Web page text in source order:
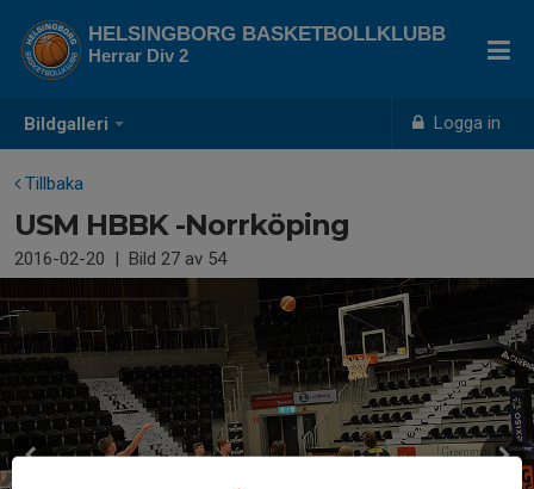
Bildgalleri Logga in
HELSINGBORG BASKETBOLLKLUBB
Herrar Div 2
Tillbaka
USM HBBK -Norrköping
2016-02-20 | Bild 27 av 54